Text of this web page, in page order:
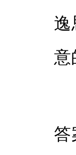
逸
意
答